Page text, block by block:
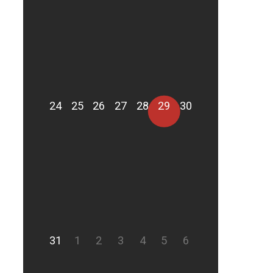
24 25 26 27 28 29 30
31 1 2 3 4 5 6